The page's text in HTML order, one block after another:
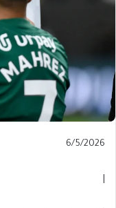
Published
6/5/2026